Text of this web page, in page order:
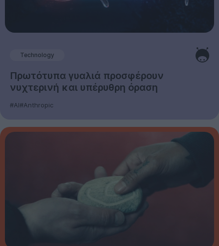
Technology
Πρωτότυπα γυαλιά προσφέρουν
νυχτερινή και υπέρυθρη όραση
#AI#Anthropic